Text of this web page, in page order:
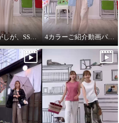
64歳！ひがしが、SSVのベスト最高！推し‼️コーデ 4カラーご紹介動画パーカー付きのインナーは、凄い使えます。